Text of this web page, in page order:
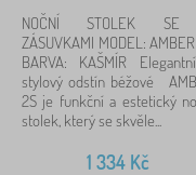
Typ nabídky
Štítky
Značky
NOČNÍ STOLEK
ZÁSUVKAMI MODEL:
BARVA: KAŠMÍR
stylový odstín béžové
2S je funkční a estetický
stolek, který se skvěle...
1 334 Kč